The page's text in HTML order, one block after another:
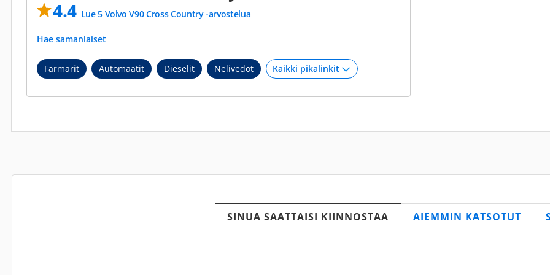
4.4 Lue 5 Volvo V90 Cross Country -arvostelua
Hae samanlaiset
Farmarit Automaatit Dieselit Nelivedot
SINUA SAATTAISI KIINNOSTAA AIEMMIN KATSOTUT